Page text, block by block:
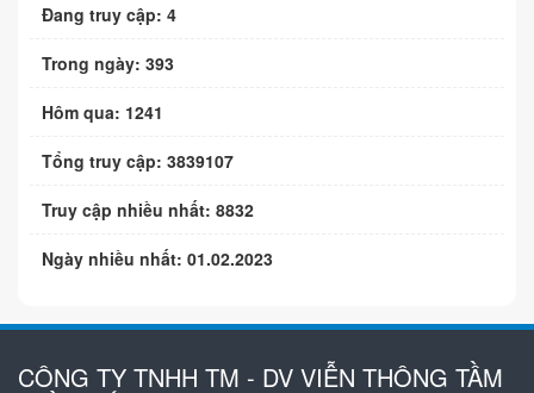
Đang truy cập: 4
Trong ngày: 393
Hôm qua: 1241
Tổng truy cập: 3839107
Truy cập nhiều nhất: 8832
Ngày nhiều nhất: 01.02.2023
CÔNG TY TNHH TM - DV VIỄN THÔNG TẦM